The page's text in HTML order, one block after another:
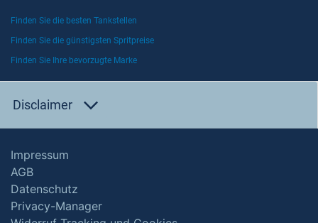
Finden Sie die besten Tankstellen
Finden Sie die günstigsten Spritpreise
Finden Sie Ihre bevorzugte Marke
Disclaimer
Impressum
AGB
Datenschutz
Privacy-Manager